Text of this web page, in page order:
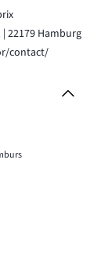
22179 Hamburg
contact/